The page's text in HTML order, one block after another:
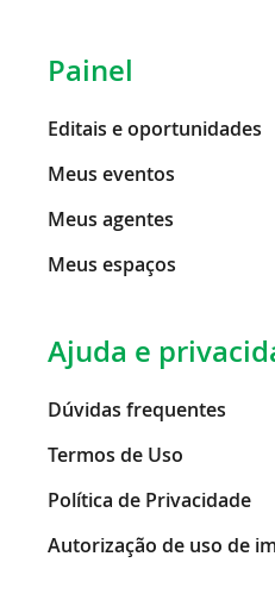
Painel
Editais e oportunidades
Meus eventos
Meus agentes
Meus espaços
Ajuda e
Dúvidas frequentes
Termos de Uso
Política de Privacidade
Autorização de uso de